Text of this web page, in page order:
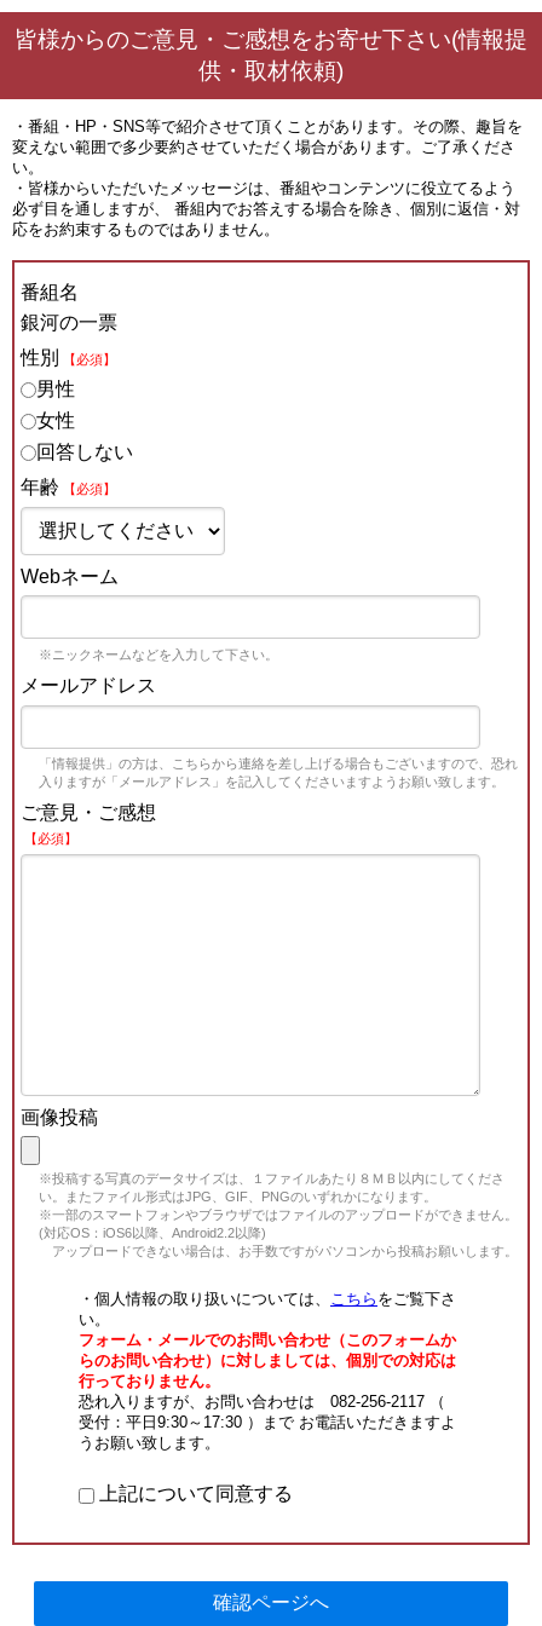
皆様からのご意見・ご感想をお寄せ下さい(情報提
供・取材依頼)
・番組・HP・SNS等で紹介させて頂くことがあります。その際、趣旨を
変えない範囲で多少要約させていただく場合があります。ご了承くださ
い。
・皆様からいただいたメッセージは、番組やコンテンツに役立てるよう
必ず目を通しますが、 番組内でお答えする場合を除き、個別に返信・対
応をお約束するものではありません。
番組名
銀河の一票
性別
【必須】
男性
女性
回答しない
年齢
【必須】
Webネーム
※ニックネームなどを入力して下さい。
メールアドレス
「情報提供」の方は、こちらから連絡を差し上げる場合もございますので、恐れ
入りますが「メールアドレス」を記入してくださいますようお願い致します。
ご意見・ご感想
【必須】
画像投稿
※投稿する写真のデータサイズは、１ファイルあたり８ＭＢ以内にしてくださ
い。またファイル形式はJPG、GIF、PNGのいずれかになります。
※一部のスマートフォンやブラウザではファイルのアップロードができません。
(対応OS：iOS6以降、Android2.2以降)
アップロードできない場合は、お手数ですがパソコンから投稿お願いします。
・個人情報の取り扱いについては、 こちら をご覧下さ
い。
フォーム・メールでのお問い合わせ（このフォームか
らのお問い合わせ）に対しましては、個別での対応は
行っておりません。
恐れ入りますが、お問い合わせは 082-256-2117 （
受付：平日9:30～17:30 ）まで お電話いただきますよ
うお願い致します。
上記について同意する
確認ページへ